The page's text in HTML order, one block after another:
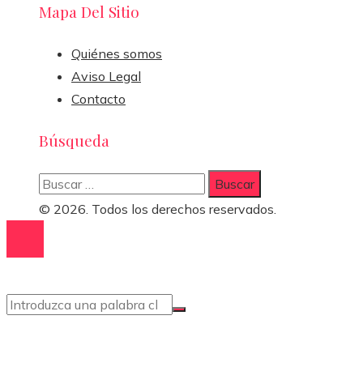
Mapa Del Sitio
Quiénes somos
Aviso Legal
Contacto
Búsqueda
Buscar:
© 2026. Todos los derechos reservados.